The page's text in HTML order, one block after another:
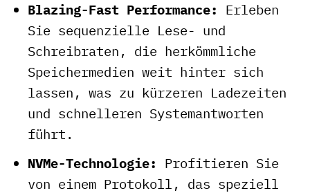
Blazing-Fast Performance: Erleben
Sie sequenzielle Lese- und
Schreibraten, die herkömmliche
Speichermedien weit hinter sich
lassen, was zu kürzeren Ladezeiten
und schnelleren Systemantworten
führt.
NVMe-Technologie: Profitieren Sie
von einem Protokoll, das speziell